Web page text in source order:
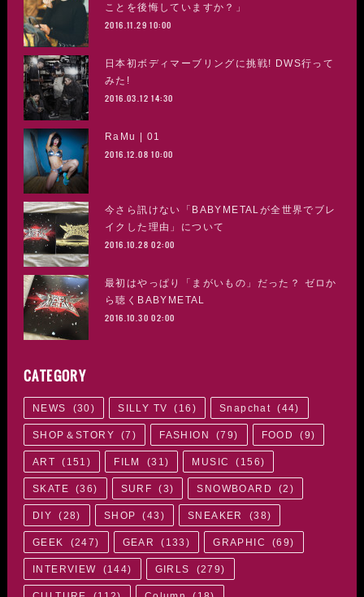
ことを後悔していますか？」
2016.11.29 10:00
日本初ボディマーブリングに挑戦! DWS行って
みた!
2016.03.12 14:30
RaMu | 01
2016.12.08 10:00
今さら訊けない「BABYMETALが全世界でブレ
イクした理由」について
2016.10.28 02:00
最初はやっぱり「まがいもの」だった？ ゼロか
ら聴くBABYMETAL
2016.10.30 02:00
CATEGORY
NEWS (30) SILLY TV ( 16 ) Snapchat (44)
SHOP＆STORY (7 ) FASHION (79) FOOD (9)
ART ( 151 ) FILM (31 ) MUSIC ( 156)
SKATE (36) SURF (3) SNOWBOARD (2 )
DIY (28) SHOP (43 ) SNEAKER (38)
GEEK (247) GEAR ( 133 ) GRAPHIC (69)
INTERVIEW (144) GIRLS (279)